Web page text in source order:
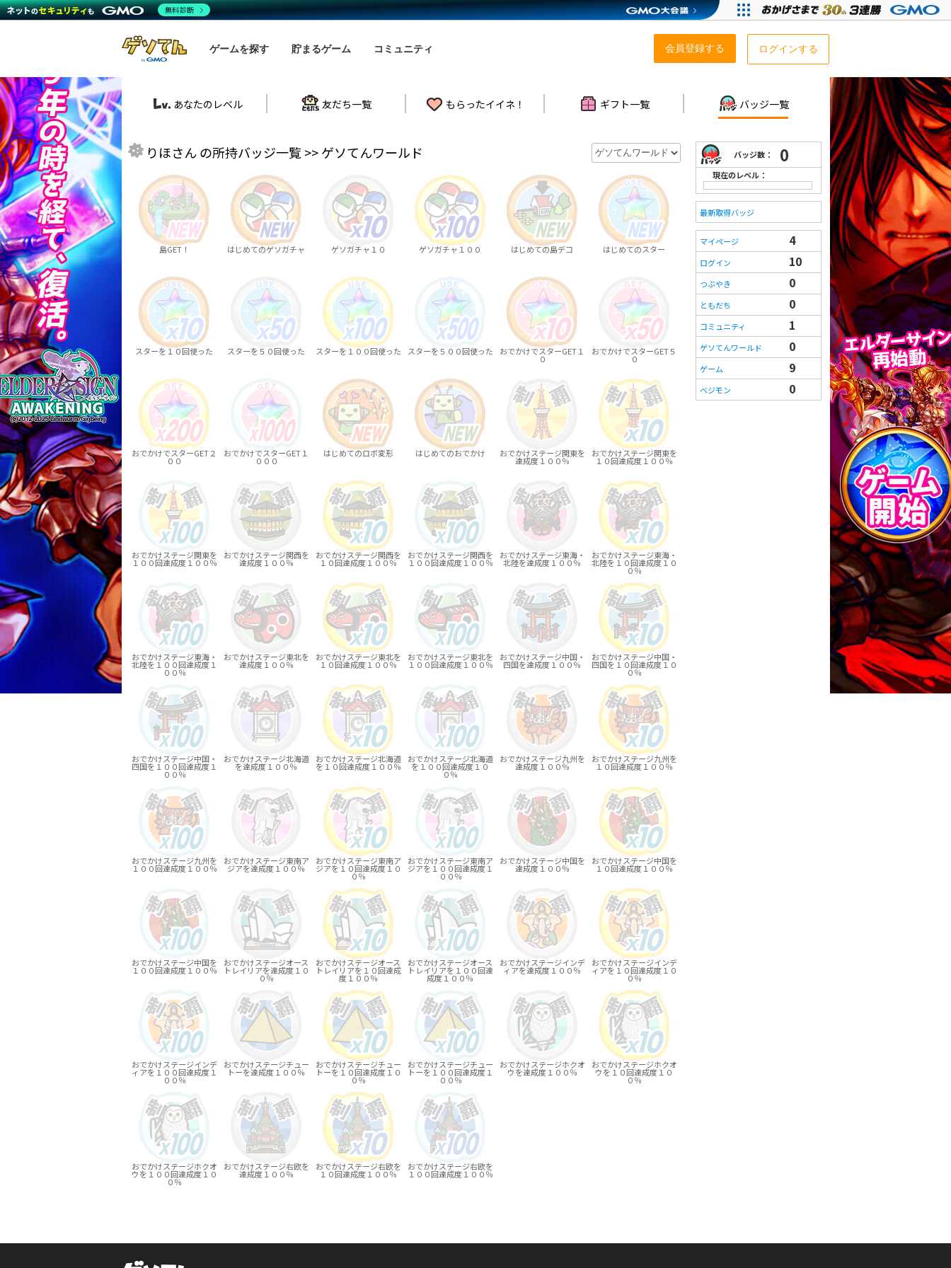
ゲームを探す 貯まるゲーム コミュニティ 会員登録する ログインする
あなたのレベル 友だち一覧 もらったイイネ！ ギフト一覧 バッジ一覧
りほさん の所持バッジ一覧 >> ゲソてんワールド
島GET！ はじめてのゲソガチャ ゲソガチャ１０ ゲソガチャ１００ はじめての島デコ はじめてのスター
スターを１０回使った スターを５０回使った スターを１００回使った スターを５００回使った おでかけでスターGET１
０
おでかけでスターGET５
０
おでかけでスターGET２
００
おでかけでスターGET１
０００
はじめてのロボ変形 はじめてのおでかけ おでかけステージ関東を
達成度１００％
おでかけステージ関東を
１０回達成度１００％
おでかけステージ関東を
１００回達成度１００％
おでかけステージ関西を
達成度１００％
おでかけステージ関西を
１０回達成度１００％
おでかけステージ関西を
１００回達成度１００％
おでかけステージ東海・
北陸を達成度１００％
おでかけステージ東海・
北陸を１０回達成度１０
０％
おでかけステージ東海・
北陸を１００回達成度１
００％
おでかけステージ東北を
達成度１００％
おでかけステージ東北を
１０回達成度１００％
おでかけステージ東北を
１００回達成度１００％
おでかけステージ中国・
四国を達成度１００％
おでかけステージ中国・
四国を１０回達成度１０
０％
おでかけステージ中国・
四国を１００回達成度１
００％
おでかけステージ北海道
を達成度１００％
おでかけステージ北海道
を１０回達成度１００％
おでかけステージ北海道
を１００回達成度１０
０％
おでかけステージ九州を
達成度１００％
おでかけステージ九州を
１０回達成度１００％
おでかけステージ九州を
１００回達成度１００％
おでかけステージ東南ア
ジアを達成度１００％
おでかけステージ東南ア
ジアを１０回達成度１０
０％
おでかけステージ東南ア
ジアを１００回達成度１
００％
おでかけステージ中国を
達成度１００％
おでかけステージ中国を
１０回達成度１００％
おでかけステージ中国を
１００回達成度１００％
おでかけステージオース
トレイリアを達成度１０
０％
おでかけステージオース
トレイリアを１０回達成
度１００％
おでかけステージオース
トレイリアを１００回達
成度１００％
おでかけステージインデ
ィアを達成度１００％
おでかけステージインデ
ィアを１０回達成度１０
０％
おでかけステージインデ
ィアを１００回達成度１
００％
おでかけステージチュー
トーを達成度１００％
おでかけステージチュー
トーを１０回達成度１０
０％
おでかけステージチュー
トーを１００回達成度１
００％
おでかけステージホクオ
ウを達成度１００％
おでかけステージホクオ
ウを１０回達成度１０
０％
おでかけステージホクオ
ウを１００回達成度１０
０％
おでかけステージ右欧を
達成度１００％
おでかけステージ右欧を
１０回達成度１００％
おでかけステージ右欧を
１００回達成度１００％
バッジ数： 0
現在のレベル：
最新取得バッジ
マイページ 4
ログイン 10
つぶやき 0
ともだち 0
コミュニティ 1
ゲソてんワールド 0
ゲーム 9
ベジモン 0
無料診断